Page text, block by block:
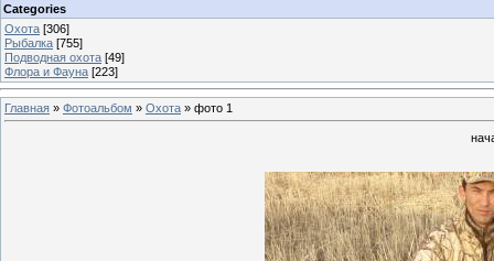
Categories
Охота [306]
Рыбалка [755]
Подводная охота [49]
Флора и Фауна [223]
Главная » Фотоальбом » Охота » фото 1